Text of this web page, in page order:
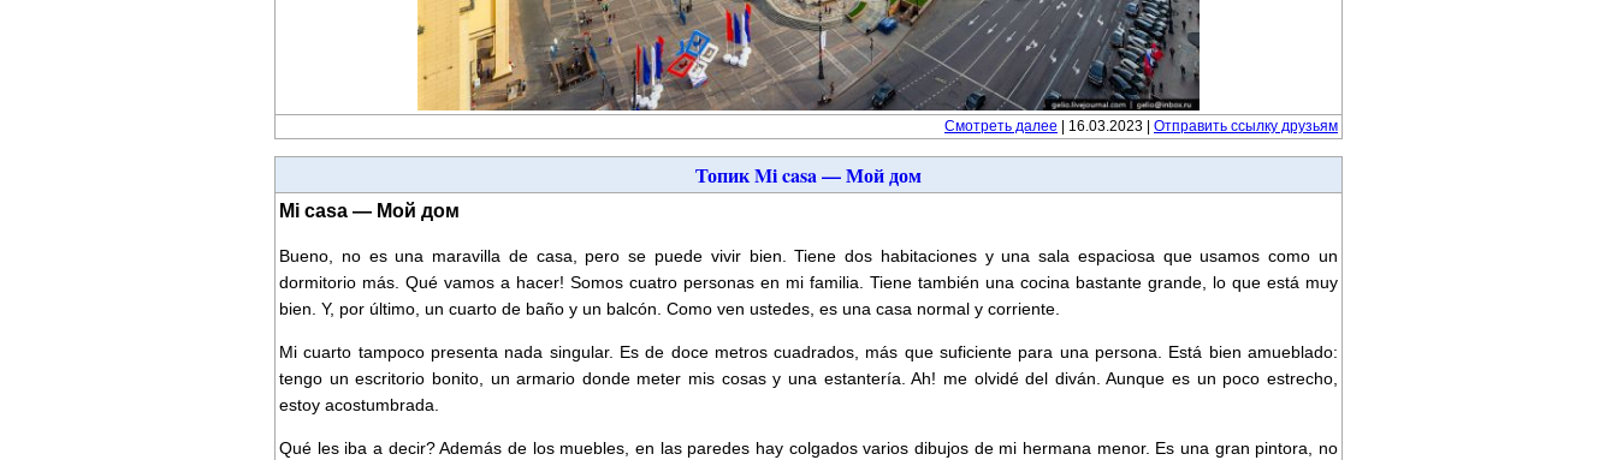
Смотреть далее | 16.03.2023 | Отправить ссылку друзьям
Топик Mi casa — Мой дом
Mi casa — Мой дом
Bueno, no es una maravilla de casa, pero se puede vivir bien. Tiene dos habitaciones y una sala espaciosa que usamos como un
dormitorio más. Qué vamos a hacer! Somos cuatro personas en mi familia. Tiene también una cocina bastante grande, lo que está muy
bien. Y, por último, un cuarto de baño y un balcón. Como ven ustedes, es una casa normal y corriente.
Mi cuarto tampoco presenta nada singular. Es de doce metros cuadrados, más que suficiente para una persona. Está bien amueblado:
tengo un escritorio bonito, un armario donde meter mis cosas y una estantería. Ah! me olvidé del diván. Aunque es un poco estrecho,
estoy acostumbrada.
Qué les iba a decir? Además de los muebles, en las paredes hay colgados varios dibujos de mi hermana menor. Es una gran pintora, no